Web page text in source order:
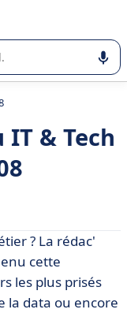
la sélection de
IT & Tech
de
très
? La rédac'
cette
les plus prisés
la data ou encore